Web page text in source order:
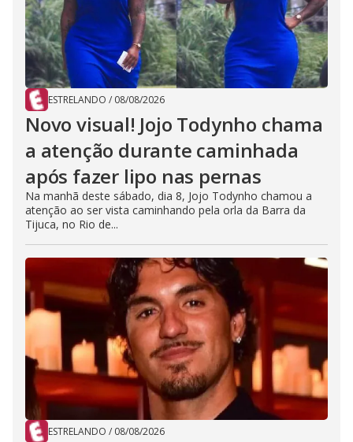
ESTRELANDO / 08/08/2026
Novo visual! Jojo Todynho chama
a atenção durante caminhada
após fazer lipo nas pernas
Na manhã deste sábado, dia 8, Jojo Todynho chamou a
atenção ao ser vista caminhando pela orla da Barra da
Tijuca, no Rio de...
ESTRELANDO / 08/08/2026